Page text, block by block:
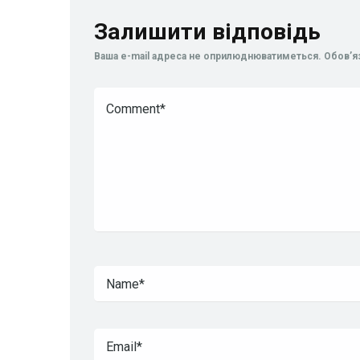
Залишити відповідь
Ваша e-mail адреса не оприлюднюватиметься.